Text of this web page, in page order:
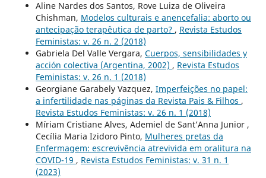
Aline Nardes dos Santos, Rove Luiza de Oliveira
Chishman, Modelos culturais e anencefalia: aborto ou
antecipação terapêutica de parto? , Revista Estudos
Feministas: v. 26 n. 2 (2018)
Gabriela Del Valle Vergara, Cuerpos, sensibilidades y
acción colectiva (Argentina, 2002) , Revista Estudos
Feministas: v. 26 n. 1 (2018)
Georgiane Garabely Vazquez, Imperfeições no papel:
a infertilidade nas páginas da Revista Pais & Filhos ,
Revista Estudos Feministas: v. 26 n. 1 (2018)
Míriam Cristiane Alves, Ademiel de Sant’Anna Junior ,
Cecília Maria Izidoro Pinto, Mulheres pretas da
Enfermagem: escrevivência atrevivida em oralitura na
COVID-19 , Revista Estudos Feministas: v. 31 n. 1
(2023)